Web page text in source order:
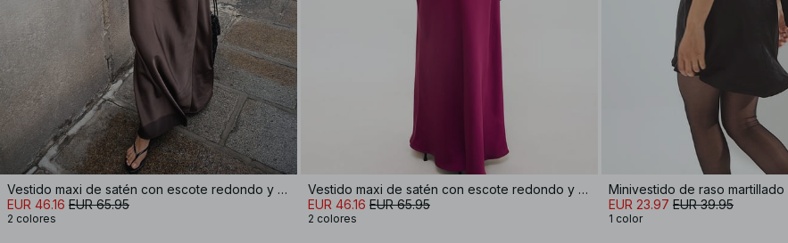
Vestido maxi de satén con escote redondo y pañuelo
EUR 46.16 EUR 65.95
2 colores
Vestido maxi de satén con escote redondo y pañuelo
EUR 46.16 EUR 65.95
2 colores
EUR 23.97 EUR 39.95
1 color